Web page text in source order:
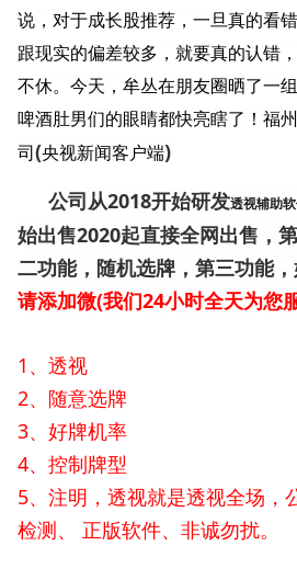
说，对于成长股推荐，一旦真的看
跟现实的偏差较多，就要真的认错
不休。今天，牟丛在朋友圈晒了
啤酒肚男们的眼睛都快亮瞎了！福
司(央视新闻客户端)
公司从2018开始研发透视辅助
始出售2020起直接全网出售，
二功能，随机选牌，第三功能，
请添加微(我们24小时全天为您
1、透视
2、随意选牌
3、好牌机率
4、控制牌型
5、注明，透视就是透视全场，
检测、 正版软件、非诚勿扰。